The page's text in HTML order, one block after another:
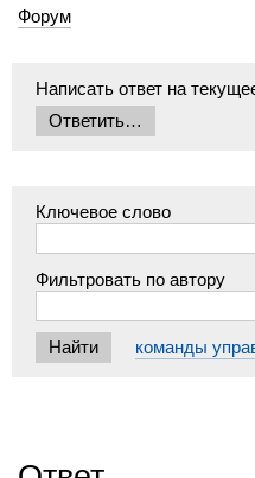
Форум
Написать ответ на
Ключевое слово
Фильтровать по автору
команды